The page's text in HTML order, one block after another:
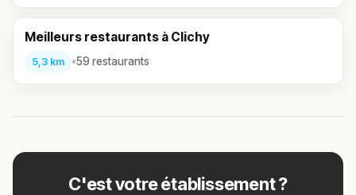
Meilleurs restaurants à Clichy
5,3 km •59 restaurants
C'est votre établissement ?